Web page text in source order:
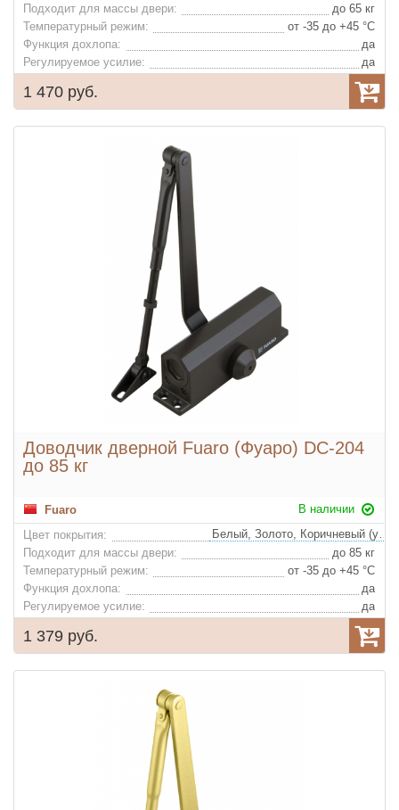
Подходит для массы двери:
до 65 кг
Температурный режим:
от -35 до +45 °С
Функция дохлопа:
да
Регулируемое усилие:
да
1 470 руб.
Доводчик дверной Fuaro (Фуаро) DC-204
до 85 кг
Fuaro
В наличии
Цвет покрытия:
Белый, Золото, Коричневый (удорожание), Алюминий (удорожание)
Подходит для массы двери:
до 85 кг
Температурный режим:
от -35 до +45 °С
Функция дохлопа:
да
Регулируемое усилие:
да
1 379 руб.